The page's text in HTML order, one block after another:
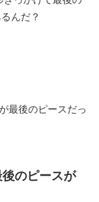
んだ？
最後のピースだっ
後のピースが